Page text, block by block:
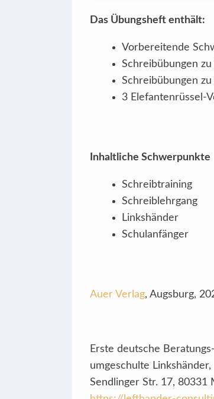
Das Übungsheft enthält:
Vorbereitende
Schreibübungen
Schreibübungen
3 Elefantenrüssel-
Inhaltliche Schwerpunkte
Schreibtraining
Schreiblehrgang
Linkshänder
Schulanfänger
Auer Verlag, Augsburg,
Erste deutsche
umgeschulte Linkshänder,
Sendlinger Str. 17, 80331